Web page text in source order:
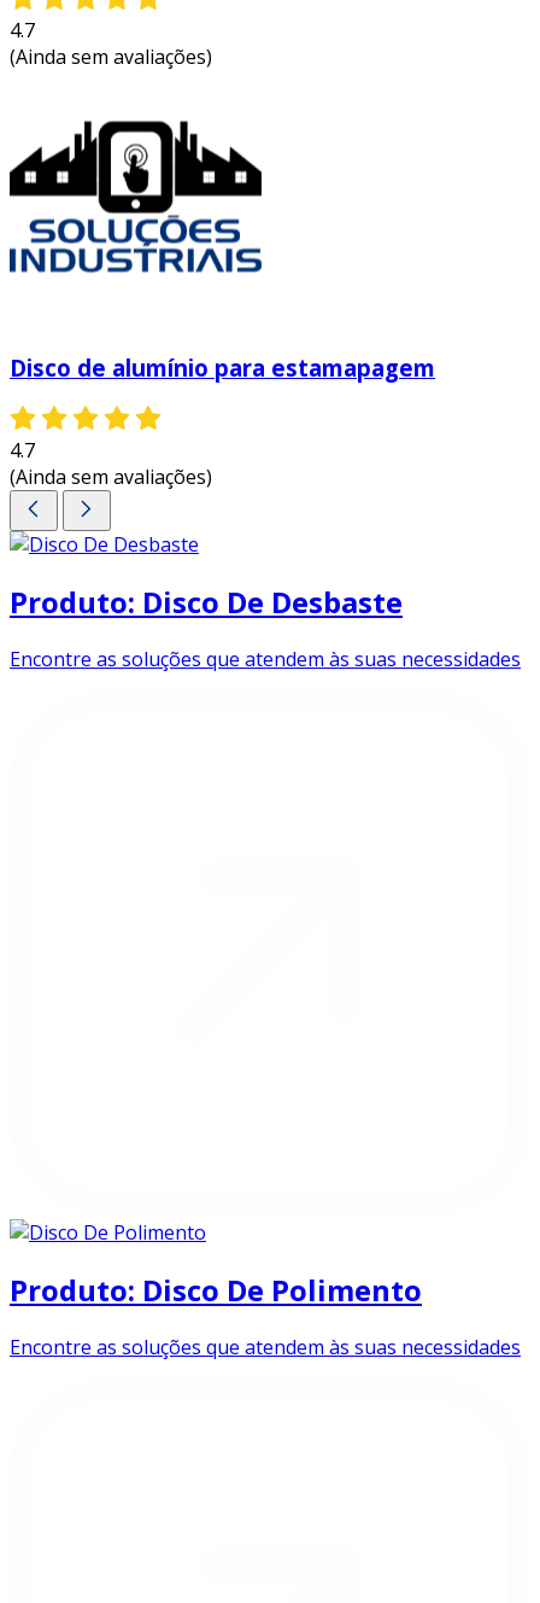
4.7
(Ainda sem avaliações)
Disco de alumínio para estamapagem
4.7
(Ainda sem avaliações)
Produto: Disco De Desbaste
Encontre as soluções que atendem às suas necessidades
Produto: Disco De Polimento
Encontre as soluções que atendem às suas necessidades